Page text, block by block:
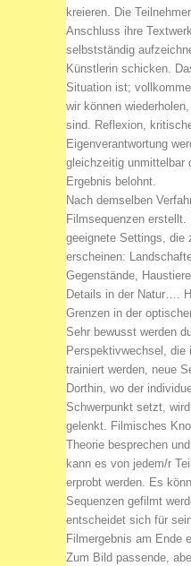
kreieren. Die
Anschluss ihre
selbstständig
Künstlerin schicken.
Situation ist;
wir können
sind. Reflexion,
Eigenverantwortung
gleichzeitig unmittelbar
Ergebnis belohnt.
Nach demselben
Filmsequenzen erstellt.
geeignete Settings, die
erscheinen:
Gegenstände,
Details in der Natur….
Grenzen in der
Sehr bewusst werden
Perspektivwechsel, die
trainiert werden, neue
Dorthin, wo der
Schwerpunkt setzt,
gelenkt. Filmisches
Theorie besprechen
kann es von jedem/r
erprobt werden. Es
Sequenzen gefilmt
entscheidet sich für
Filmergebnis am Ende
Zum Bild passende,